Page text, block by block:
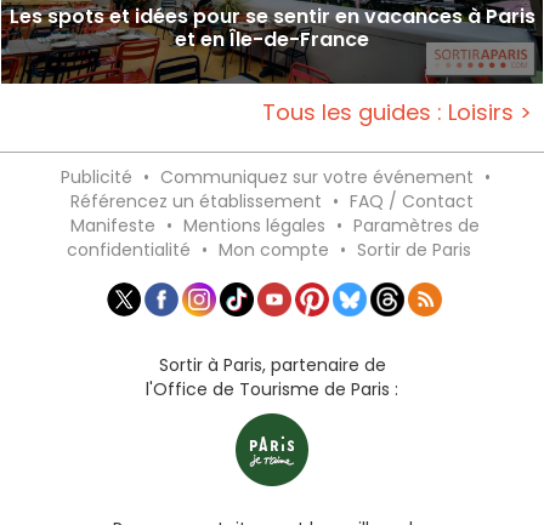
Les spots et idées pour se sentir en vacances à Paris
et en Île-de-France
Tous les guides : Loisirs >
Publicité • Communiquez sur votre événement •
Référencez un établissement • FAQ / Contact
Manifeste • Mentions légales • Paramètres de
confidentialité • Mon compte • Sortir de Paris
Sortir à Paris, partenaire de
l'Office de Tourisme de Paris :